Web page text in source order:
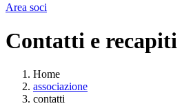
Area soci
Contatti e recapiti
Home
associazione
contatti